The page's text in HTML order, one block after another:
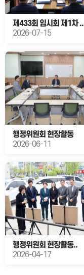
제433회 임시회 제1차 ..
2026-07-15
행정위원회 현장활동
2026-06-11
행정위원회 현장활동..
2026-04-17